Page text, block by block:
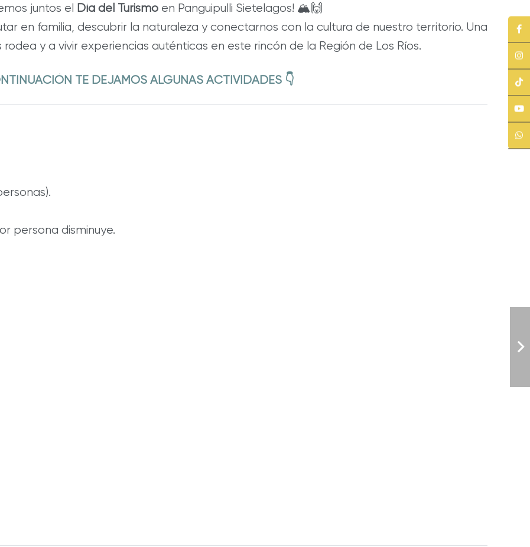
juntos el Día del Turismo en Panguipulli Sietelagos! 🏔️🙌
en familia, descubrir la naturaleza y conectarnos con la cultura de nuestro territorio. Una
y a vivir experiencias auténticas en este rincón de la Región de Los Ríos.
TE DEJAMOS ALGUNAS ACTIVIDADES 👇
persona disminuye.